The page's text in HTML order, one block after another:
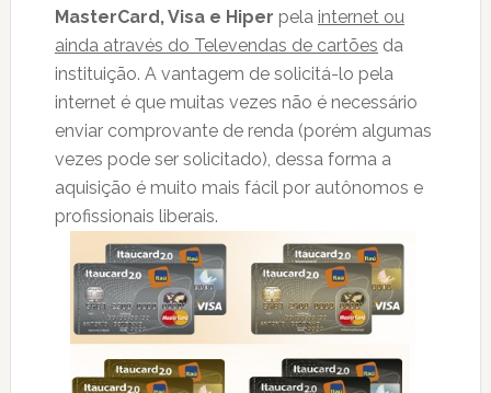
MasterCard, Visa e Hiper pela internet ou
ainda através do Televendas de cartões da
instituição. A vantagem de solicitá-lo pela
internet é que muitas vezes não é necessário
enviar comprovante de renda (porém algumas
vezes pode ser solicitado), dessa forma a
aquisição é muito mais fácil por autônomos e
profissionais liberais.